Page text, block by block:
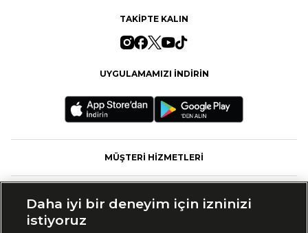
TAKİPTE KALIN
UYGULAMAMIZI İNDİRİN
MÜŞTERİ HİZMETLERİ
Daha iyi bir deneyim için izninizi
istiyoruz